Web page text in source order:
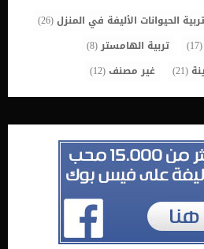
تربية الحيوانات الأليفة في المنزل(26)
(17) تربية الهامستر(8)
(21) غير مصنف(12)